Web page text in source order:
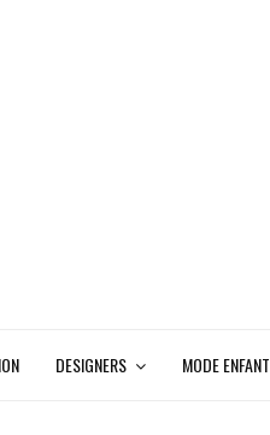
DESIGNERS MODE ENFANT